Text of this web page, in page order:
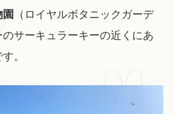
園 （ロイヤルボタニックガーデ
サーキュラーキーの近くにあ
。